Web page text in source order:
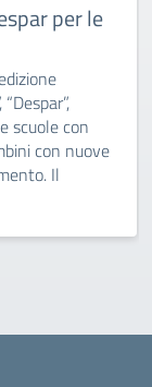
per le
scuole con
con nuove
Il